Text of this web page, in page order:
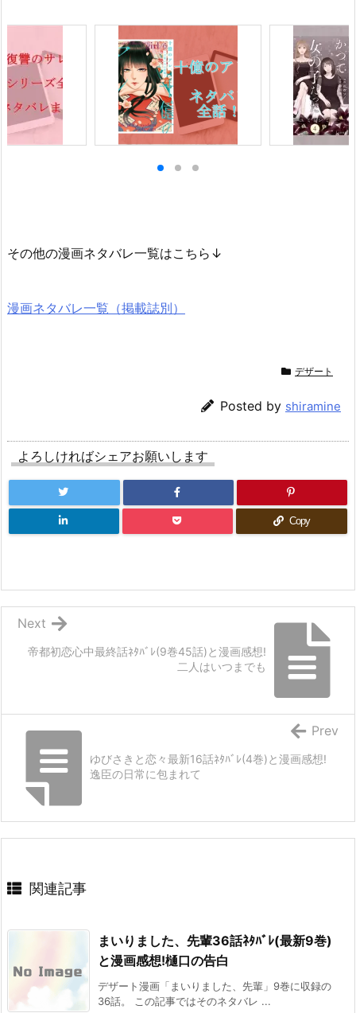
その他の漫画ネタバレ一覧はこちら↓
漫画ネタバレ一覧（掲載誌別）
デザート
Posted by shiramine
よろしければシェアお願いします
Copy
帝都初恋心中最終話ﾈﾀﾊﾞﾚ(9巻45話)と漫画感想!
二人はいつまでも
Next
ゆびさきと恋々最新16話ﾈﾀﾊﾞﾚ(4巻)と漫画感想!
逸臣の日常に包まれて
Prev
関連記事
まいりました、先輩36話ﾈﾀﾊﾞﾚ(最新9巻)
と漫画感想!樋口の告白
デザート漫画「まいりました、先輩」9巻に収録の
36話。 この記事ではそのネタバレ ...